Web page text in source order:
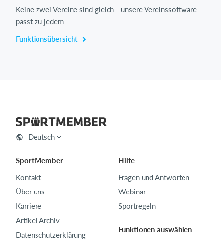
Keine zwei Vereine sind gleich - unsere Vereinssoftware
passt zu jedem
Funktionsübersicht
Deutsch
SportMember
Kontakt
Über uns
Karriere
Artikel Archiv
Datenschutzerklärung
Hilfe
Fragen und Antworten
Webinar
Sportregeln
Funktionen auswählen